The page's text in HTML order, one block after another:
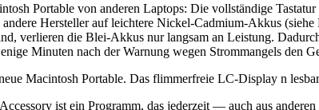
Portable von anderen Laptops: Die vollständige
Hersteller auf leichtere Nickel-Cadmium-Akkus
verlieren die Blei-Akkus nur langsam an Leistung.
Minuten nach der Warnung wegen Strommangels den
Macintosh Portable. Das flimmerfreie LC-Display n
ist ein Programm, das jederzeit — auch aus